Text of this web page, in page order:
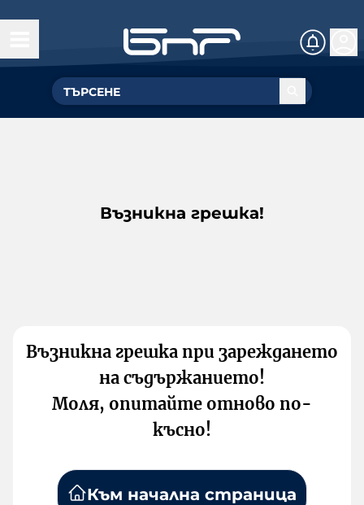
Възникна грешка!
Възникна грешка при зареждането
на съдържанието!
Моля, опитайте отново по-
късно!
Към начална страница